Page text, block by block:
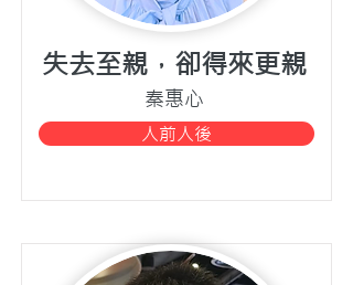
失去至親，卻得來更親
秦惠心
人前人後